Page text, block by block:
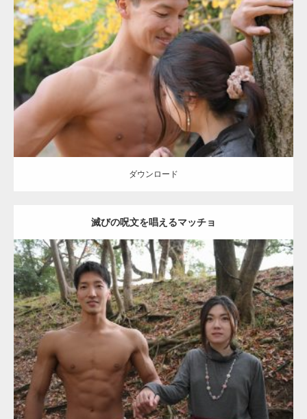
Update: 2021.07.8
Category:公園のマッチョ その他 AKIHITO(細マッチョ) 大胸筋 肩 腹
筋
ダウンロード
ダウンロード
滅びの呪文を唱えるマッチョ
Update:2021.07.8
Category:公園のマッチョ その他 AKIHITO(細マッチョ) 大胸筋 腹筋
ダウンロード
【YouTube】マッチョフリー素材メンバーが
ギネス世界記録…
【TV】TBS番組「ひるおび」にてマッスルプ
ラスが紹介されま…
TOKYO FMラジオ番組「ONE MORNING」
で紹介さ…
NHK「所さん！事件ですよ」に取材されまし
た（6/8放送）